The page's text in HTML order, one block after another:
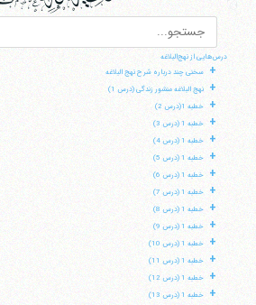
درس‌هایی از نهج‌البلاغه
+ سخنی چند درباره شرح نهج البلاغه
+ نهج البلاغه منشور زندگی (درس 1)
+ خطبه 1(درس 2)
+ خطبه 1 (درس 3)
+ خطبه 1 (درس 4)
+ خطبه 1 (درس 5)
+ خطبه 1 (درس 6)
+ خطبه 1 (درس 7)
+ خطبه 1 (درس 8)
+ خطبه 1 (درس 9)
+ خطبه 1 (درس 10)
+ خطبه 1 (درس 11)
+ خطبه 1 (درس 12)
+ خطبه 1 (درس 13)